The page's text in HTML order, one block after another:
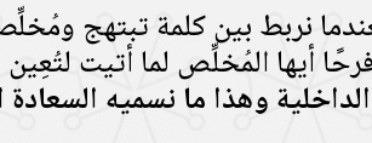
نربط بين كلمة تبتهج
أيها المُخلِّص لما أتيت لتُعِين
وهذا ما نسميه